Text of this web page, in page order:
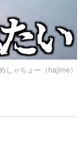
しゃちょー（hajime）